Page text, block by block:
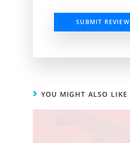
SUBMIT REVIEW
YOU MIGHT ALSO LIKE